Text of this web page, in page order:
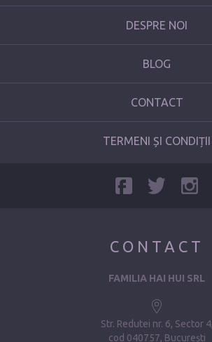
DESPRE NOI
BLOG
CONTACT
TERMENI ȘI CONDIȚII
CONTACT
FAMILIA HAI HUI SRL
Str. Redutei nr. 6, Sector 4
cod 040757, București